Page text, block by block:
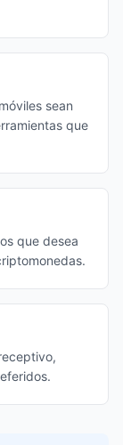
sean
que
que desea